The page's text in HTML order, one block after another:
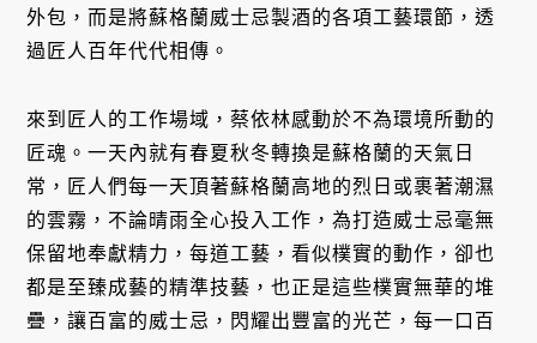
外包，而是將蘇格蘭威士忌製酒的各項工藝環節，透
過匠人百年代代相傳。
來到匠人的工作場域，蔡依林感動於不為環境所動的
匠魂。一天內就有春夏秋冬轉換是蘇格蘭的天氣日
常，匠人們每一天頂著蘇格蘭高地的烈日或裹著潮濕
的雲霧，不論晴雨全心投入工作，為打造威士忌毫無
保留地奉獻精力，每道工藝，看似樸實的動作，卻也
都是至臻成藝的精準技藝，也正是這些樸實無華的堆
疊，讓百富的威士忌，閃耀出豐富的光芒，每一口百